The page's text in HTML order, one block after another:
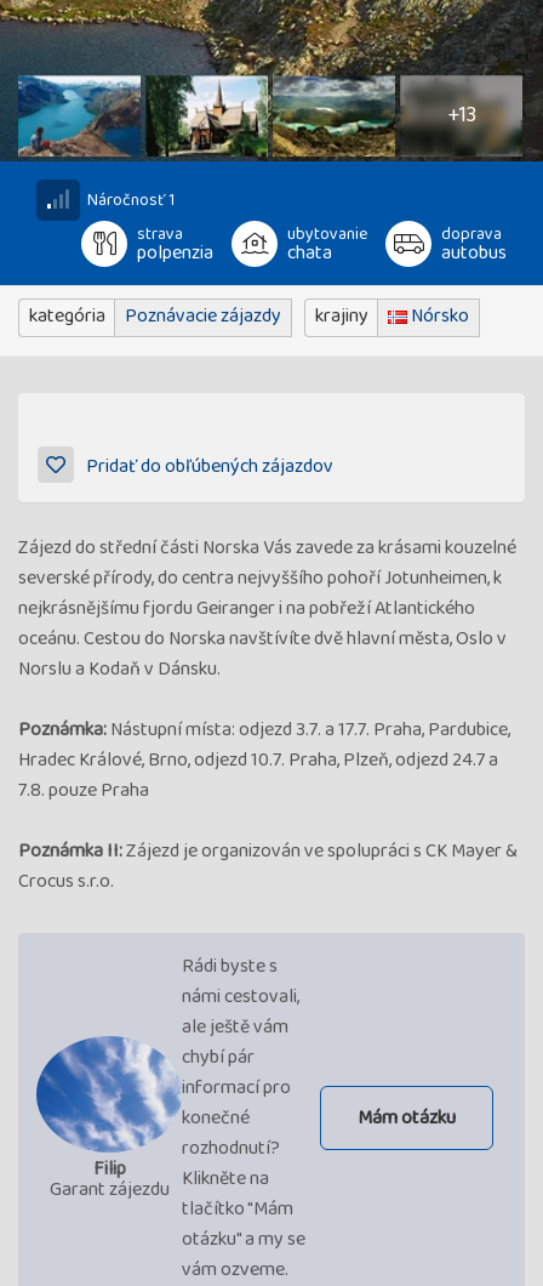
18
fotografií
+13
Náročnosť 1
strava
polpenzia
ubytovanie
chata
doprava
autobus
kategória Poznávacie zájazdy krajiny Nórsko
Pridať do obľúbených zájazdov
Zájezd do střední části Norska Vás zavede za krásami kouzelné
severské přírody, do centra nejvyššího pohoří Jotunheimen, k
nejkrásnějšímu fjordu Geiranger i na pobřeží Atlantického
oceánu. Cestou do Norska navštívíte dvě hlavní města, Oslo v
Norslu a Kodaň v Dánsku.
Poznámka:Nástupní místa: odjezd 3.7. a 17.7. Praha, Pardubice,
Hradec Králové, Brno, odjezd 10.7. Praha, Plzeň, odjezd 24.7 a
7.8. pouze Praha
Poznámka II:Zájezd je organizován ve spolupráci s CK Mayer &
Crocus s.r.o.
Filip
Garant zájezdu
Rádi byste s
námi cestovali,
ale ještě vám
chybí pár
informací pro
konečné
rozhodnutí?
Klikněte na
tlačítko "Mám
otázku" a my se
vám ozveme.
Mám otázku